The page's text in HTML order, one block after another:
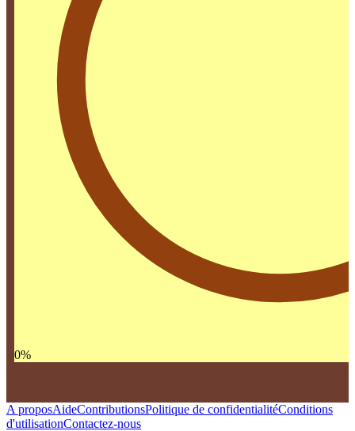
0%
A proposAideContributionsPolitique de confidentialitéConditions
d'utilisationContactez-nous